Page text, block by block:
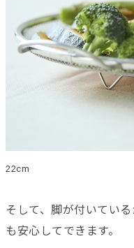
22cm
そして、脚が付いてい
も安心してできます。